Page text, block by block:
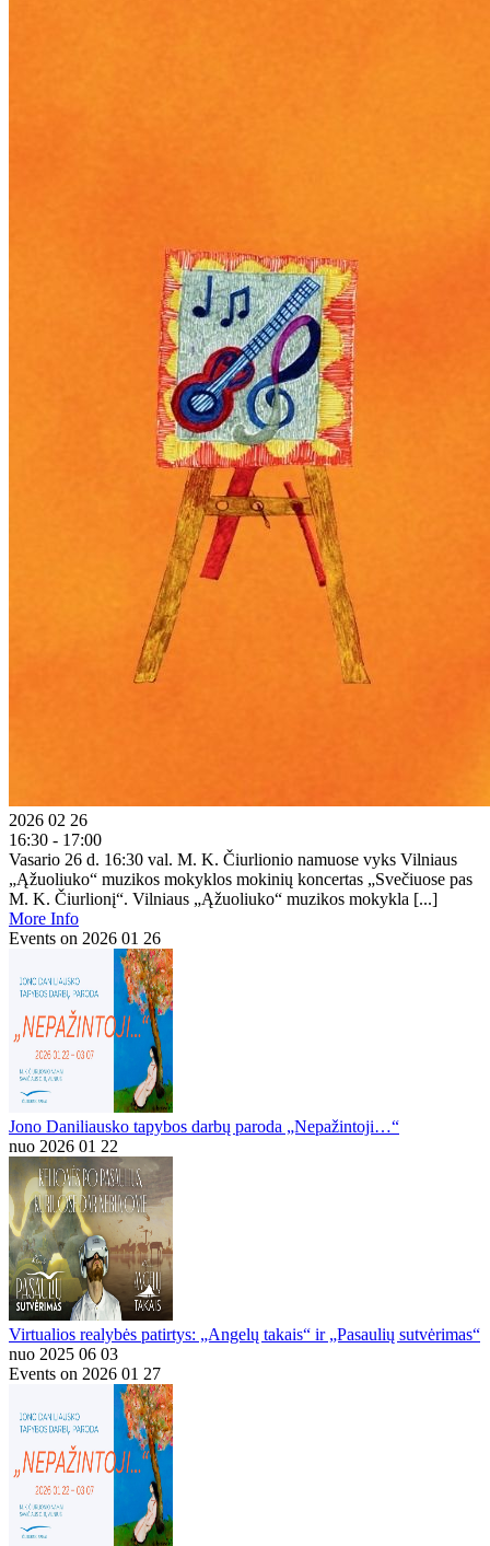
2026 02 26
16:30 - 17:00
Vasario 26 d. 16:30 val. M. K. Čiurlionio namuose vyks Vilniaus
„Ąžuoliuko“ muzikos mokyklos mokinių koncertas „Svečiuose pas
M. K. Čiurlionį“. Vilniaus „Ąžuoliuko“ muzikos mokykla [...]
More Info
Events on 2026 01 26
Jono Daniliausko tapybos darbų paroda „Nepažintoji…“
nuo 2026 01 22
Virtualios realybės patirtys: „Angelų takais“ ir „Pasaulių sutvėrimas“
nuo 2025 06 03
Events on 2026 01 27